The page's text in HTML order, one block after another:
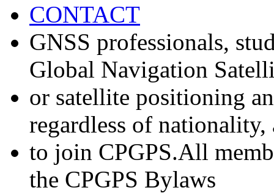
CONTACT
GNSS professionals,
Global Navigation
or satellite positioning
regardless of nationality,
to join CPGPS.All
the CPGPS Bylaws